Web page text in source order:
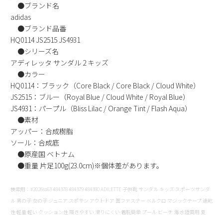
会社概要
プライバシーポリシー
特定商取引法に基づく表示
お問い合わせ
●ブランド名
adidas
●ブランド品番
HQ0114 JS2515 JS4931
●シリーズ名
アディレッタ サンダル 2 キッズ
●カラー
HQ0114：ブラック（Core Black / Core Black / Cloud White）
JS2515：ブルー（Royal Blue / Cloud White / Royal Blue）
JS4931：パープル（Bliss Lilac / Orange Tint / Flash Aqua）
●素材
アッパー：合成樹脂
ソール：合成底
●原産国 ベトナム
●重量 片足100g(23.0cm)※個体差があります。
検索用：#2026ss63 484378 484379 484380 ADILETTE 子供靴 サンダル キッズ スポーツサンダ
ル 男の子 女の子 ジュニア スポサン アウトドア 面ファスナー ベルクロ マジックテープ 速乾
性 軽量 軽い クッション性 履きやすい 滑りにくい 着脱簡単 プール ビーチ 海 水陸両用 夏